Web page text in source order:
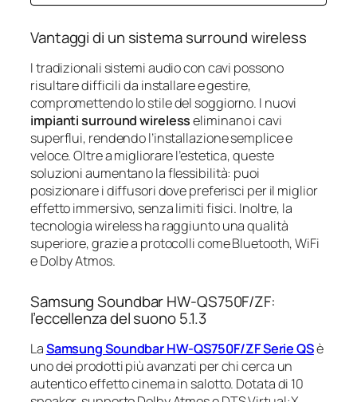
Vantaggi di un sistema surround wireless
I tradizionali sistemi audio con cavi possono
risultare difficili da installare e gestire,
compromettendo lo stile del soggiorno. I nuovi
impianti surround wirelesseliminano i cavi
superflui, rendendo l’installazione semplice e
veloce. Oltre a migliorare l’estetica, queste
soluzioni aumentano la flessibilità: puoi
posizionare i diffusori dove preferisci per il miglior
effetto immersivo, senza limiti fisici. Inoltre, la
tecnologia wireless ha raggiunto una qualità
superiore, grazie a protocolli come Bluetooth, WiFi
e Dolby Atmos.
Samsung Soundbar HW-QS750F/ZF:
l’eccellenza del suono 5.1.3
LaSamsung Soundbar HW-QS750F/ZF Serie QSè
uno dei prodotti più avanzati per chi cerca un
autentico effetto cinema in salotto. Dotata di 10